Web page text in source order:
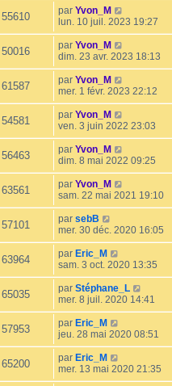
55610 par Yvon_M
lun. 10 juil. 2023 19:27
50016 par Yvon_M
dim. 23 avr. 2023 18:13
61587 par Yvon_M
mer. 1 févr. 2023 22:12
54581 par Yvon_M
ven. 3 juin 2022 23:03
56463 par Yvon_M
dim. 8 mai 2022 09:25
63561 par Yvon_M
sam. 22 mai 2021 19:10
57101 par sebB
mer. 30 déc. 2020 16:05
63964 par Eric_M
sam. 3 oct. 2020 13:35
65035 par Stéphane_L
mer. 8 juil. 2020 14:41
57953 par Eric_M
jeu. 28 mai 2020 08:51
65200 par Eric_M
mer. 13 mai 2020 21:35